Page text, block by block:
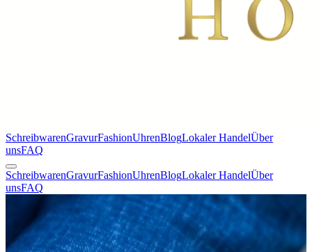
SchreibwarenGravurFashionUhrenBlogLokaler HandelÜber
unsFAQ
SchreibwarenGravurFashionUhrenBlogLokaler HandelÜber
unsFAQ